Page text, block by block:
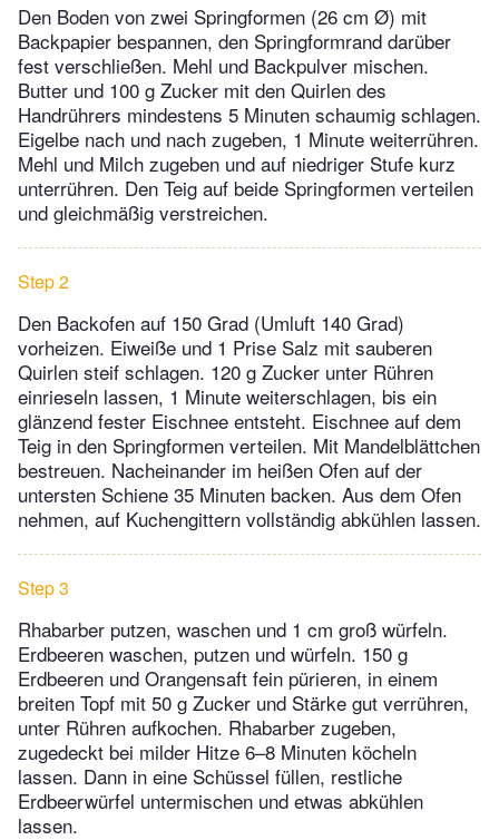
Den Boden von zwei Springformen (26 cm Ø) mit
Backpapier bespannen, den Springformrand darüber
fest verschließen. Mehl und Backpulver mischen.
Butter und 100 g Zucker mit den Quirlen des
Handrührers mindestens 5 Minuten schaumig schlagen.
Eigelbe nach und nach zugeben, 1 Minute weiterrühren.
Mehl und Milch zugeben und auf niedriger Stufe kurz
unterrühren. Den Teig auf beide Springformen verteilen
und gleichmäßig verstreichen.
Step 2
Den Backofen auf 150 Grad (Umluft 140 Grad)
vorheizen. Eiweiße und 1 Prise Salz mit sauberen
Quirlen steif schlagen. 120 g Zucker unter Rühren
einrieseln lassen, 1 Minute weiterschlagen, bis ein
glänzend fester Eischnee entsteht. Eischnee auf dem
Teig in den Springformen verteilen. Mit Mandelblättchen
bestreuen. Nacheinander im heißen Ofen auf der
untersten Schiene 35 Minuten backen. Aus dem Ofen
nehmen, auf Kuchengittern vollständig abkühlen lassen.
Step 3
Rhabarber putzen, waschen und 1 cm groß würfeln.
Erdbeeren waschen, putzen und würfeln. 150 g
Erdbeeren und Orangensaft fein pürieren, in einem
breiten Topf mit 50 g Zucker und Stärke gut verrühren,
unter Rühren aufkochen. Rhabarber zugeben,
zugedeckt bei milder Hitze 6–8 Minuten köcheln
lassen. Dann in eine Schüssel füllen, restliche
Erdbeerwürfel untermischen und etwas abkühlen
lassen.